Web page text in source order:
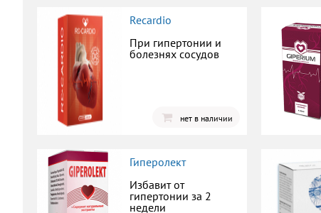
Recardio
При гипертонии и
болезнях сосудов
нет в наличии
Гиперолект
Избавит от
гипертонии за 2
недели